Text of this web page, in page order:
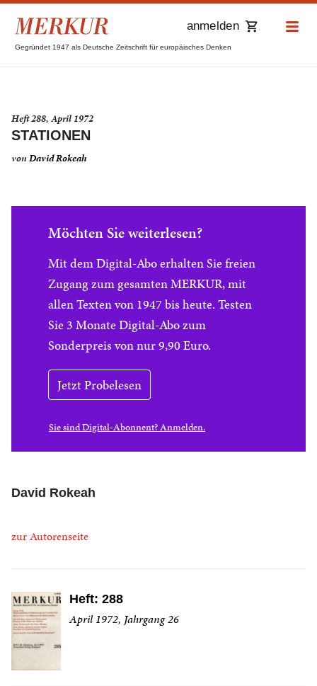
Gegründet 1947 als Deutsche Zeitschrift für europäisches Denken
anmelden
Heft 288, April 1972
STATIONEN
vonDavid Rokeah
Möchten Sie weiterlesen?
Mit dem Digital-Abo erhalten Sie freien
Zugang zum gesamten MERKUR, mit
allen Texten von 1947 bis heute. Testen
Sie 3 Monate Digital-Abo zum
Sonderpreis von nur 9,90 Euro.
Jetzt Probelesen
Sie sind Digital-Abonnent? Anmelden.
David Rokeah
zur Autorenseite
Heft: 288
April 1972, Jahrgang 26